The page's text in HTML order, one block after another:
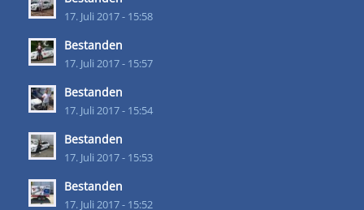
17. Juli 2017 - 15:58
Bestanden
17. Juli 2017 - 15:57
Bestanden
17. Juli 2017 - 15:54
Bestanden
17. Juli 2017 - 15:53
Bestanden
17. Juli 2017 - 15:52